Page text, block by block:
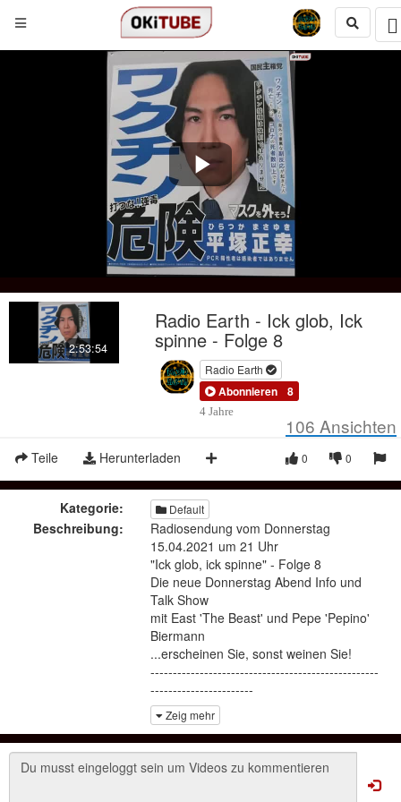
Play
Video
2:53:54
Radio Earth - Ick glob, Ick
spinne - Folge 8
Radio Earth
Abonnieren 8
4 Jahre
106 Ansichten
Teile Herunterladen 0
0
Kategorie: Default
Beschreibung:
Radiosendung vom Donnerstag
15.04.2021 um 21 Uhr
"Ick glob, ick spinne" - Folge 8
Die neue Donnerstag Abend Info und
Talk Show
mit East 'The Beast' und Pepe 'Pepino'
Biermann
...erscheinen Sie, sonst weinen Sie!
---------------------------------------------------
-----------------------
❈Weitere Wissens- und Infosendungen
findest du hier:
https://dein.tube/@Marina_Stern?
page=videos
https://odysee.com/@Marina_SayNo:6
Zeig mehr